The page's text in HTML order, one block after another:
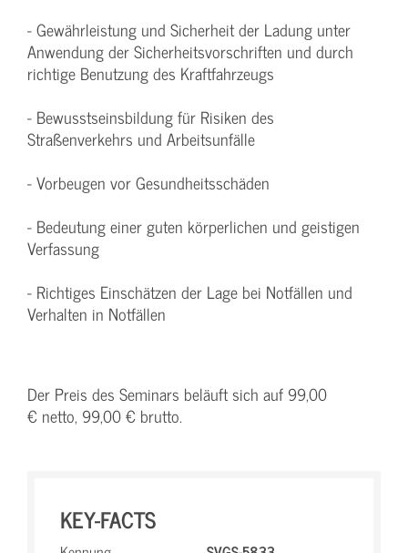
- Gewährleistung und Sicherheit der Ladung unter
Anwendung der Sicherheitsvorschriften und durch
richtige Benutzung des Kraftfahrzeugs
- Bewusstseinsbildung für Risiken des
Straßenverkehrs und Arbeitsunfälle
- Vorbeugen vor Gesundheitsschäden
- Bedeutung einer guten körperlichen und geistigen
Verfassung
- Richtiges Einschätzen der Lage bei Notfällen und
Verhalten in Notfällen
Der Preis des Seminars beläuft sich auf 99,00
€ netto, 99,00 € brutto.
KEY-FACTS